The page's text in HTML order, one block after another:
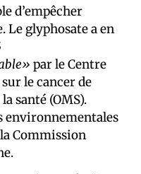
d’empêcher
Le glyphosate a en
par le Centre
le cancer de
santé (OMS).
environnementales
Commission